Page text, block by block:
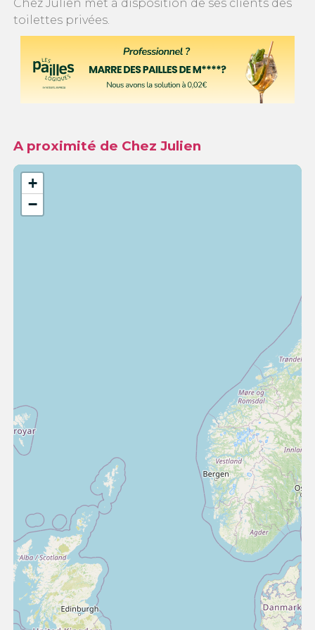
Chez Julien met à disposition de ses clients des
toilettes privées.
A proximité de Chez Julien
+
−